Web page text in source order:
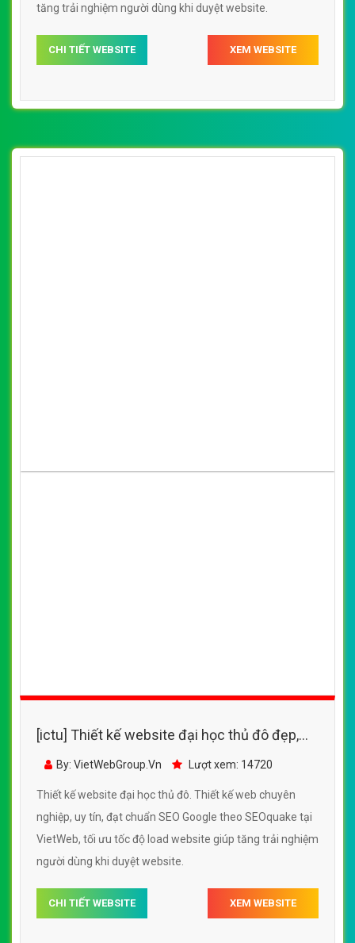
tăng trải nghiệm người dùng khi duyệt website.
CHI TIẾT WEBSITE XEM WEBSITE
[ictu] Thiết kế website đại học thủ đô đẹp,
chuyên nghiệp chuẩn SEO
By: VietWebGroup.Vn Lượt xem: 14720
Thiết kế website đại học thủ đô. Thiết kế web chuyên
nghiệp, uy tín, đạt chuẩn SEO Google theo SEOquake tại
VietWeb, tối ưu tốc độ load website giúp tăng trải nghiệm
người dùng khi duyệt website.
CHI TIẾT WEBSITE XEM WEBSITE